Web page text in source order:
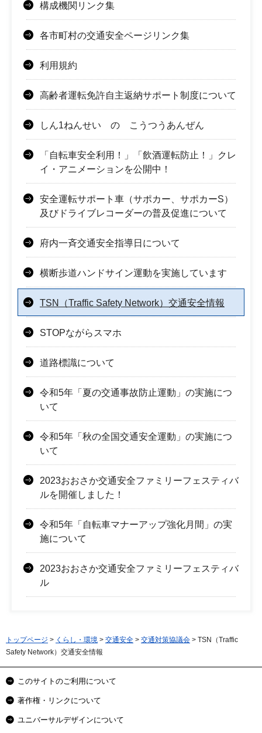
構成機関リンク集
各市町村の交通安全ページリンク集
利用規約
高齢者運転免許自主返納サポート制度について
しん1ねんせい の こうつうあんぜん
「自転車安全利用！」「飲酒運転防止！」クレ
イ・アニメーションを公開中！
安全運転サポート車（サポカー、サポカーS）
及びドライブレコーダーの普及促進について
府内一斉交通安全指導日について
横断歩道ハンドサイン運動を実施しています
TSN（Traffic Safety Network）交通安全情報
STOPながらスマホ
道路標識について
令和5年「夏の交通事故防止運動」の実施につ
いて
令和5年「秋の全国交通安全運動」の実施につ
いて
2023おおさか交通安全ファミリーフェスティバ
ルを開催しました！
令和5年「自転車マナーアップ強化月間」の実
施について
2023おおさか交通安全ファミリーフェスティバ
ル
トップページ > くらし・環境 > 交通安全 > 交通対策協議会 > TSN（Traffic
Safety Network）交通安全情報
このサイトのご利用について
著作権・リンクについて
ユニバーサルデザインについて